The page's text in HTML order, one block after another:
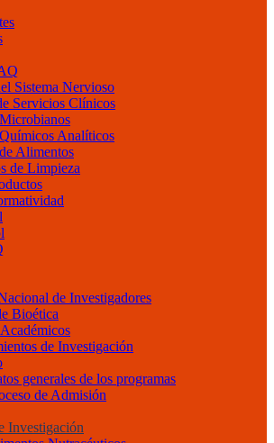
Sistema Nervioso
Servicios Clínicos
Analíticos
Alimentos
de Limpieza
de Investigadores
Bioética
de Investigación
generales de los programas
de Admisión
Investigación